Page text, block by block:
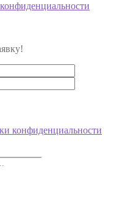
конфиденциальности